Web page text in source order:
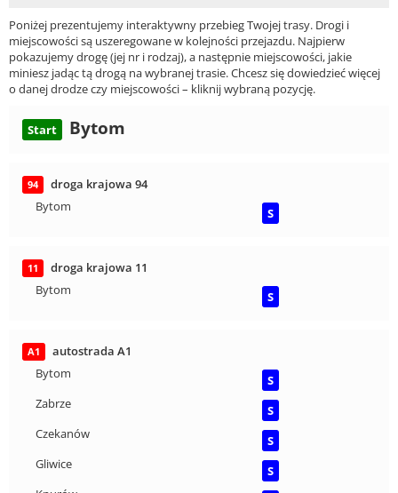
Poniżej prezentujemy interaktywny przebieg Twojej trasy. Drogi i
miejscowości są uszeregowane w kolejności przejazdu. Najpierw
pokazujemy drogę (jej nr i rodzaj), a następnie miejscowości, jakie
miniesz jadąc tą drogą na wybranej trasie. Chcesz się dowiedzieć więcej
o danej drodze czy miejscowości – kliknij wybraną pozycję.
Start Bytom
94
droga krajowa 94
Bytom
S
11
droga krajowa 11
Bytom
S
A1
autostrada A1
Bytom
S
Zabrze
S
Czekanów
S
Gliwice
S